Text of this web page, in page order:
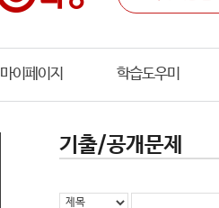
마이페이지 학습도우미
기출/공개문제